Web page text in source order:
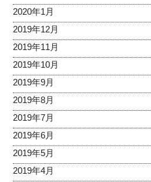
2020年1月
2019年12月
2019年11月
2019年10月
2019年9月
2019年8月
2019年7月
2019年6月
2019年5月
2019年4月